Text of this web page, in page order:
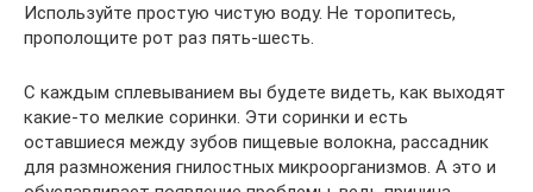
Используйте простую чистую воду. Не торопитесь,
прополощите рот раз пять-шесть.
С каждым сплевыванием вы будете видеть, как выходят
какие-то мелкие соринки. Эти соринки и есть
оставшиеся между зубов пищевые волокна, рассадник
для размножения гнилостных микроорганизмов. А это и